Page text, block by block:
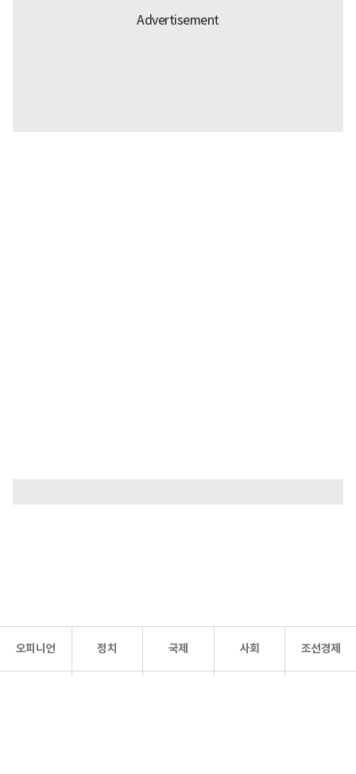
오피니언 정치 국제 사회 조선경제